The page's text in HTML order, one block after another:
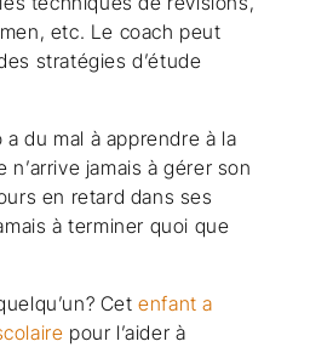
etc. Le coach peut
stratégies d’étude
a du mal à apprendre à la
n’arrive jamais à gérer son
en retard dans ses
à terminer quoi que
Cetenfant a
pour l’aider à